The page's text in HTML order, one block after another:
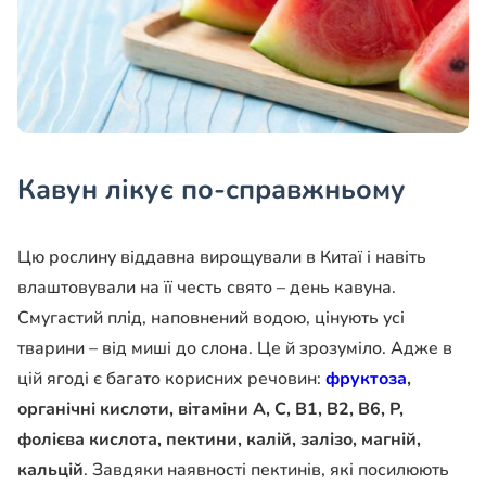
Кавун лікує по-справжньому
Цю рослину віддавна вирощували в Китаї і навіть
влаштовували на її честь свято – день кавуна.
Смугастий плід, наповнений водою, цінують усі
тварини – від миші до слона. Це й зрозуміло. Адже в
цій ягоді є багато корисних речовин: фруктоза,
органічні кислоти, вітаміни А, С, В1, В2, В6, Р,
фолієва кислота, пектини, калій, залізо, магній,
кальцій. Завдяки наявності пектинів, які посилюють